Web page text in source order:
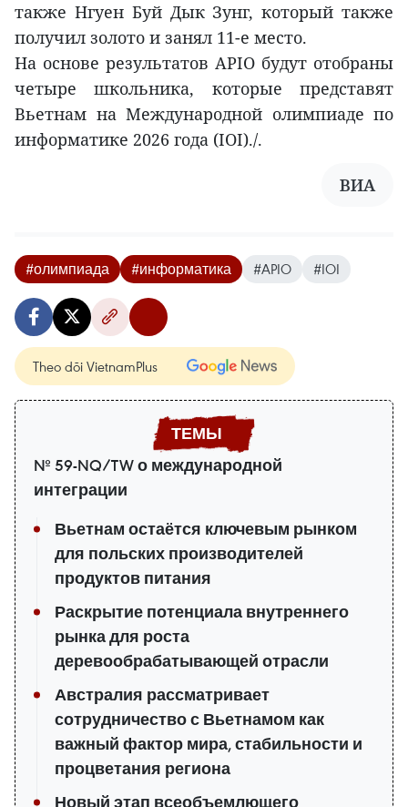
также Нгуен Буй Дык Зунг, который также
получил золото и занял 11-е место.
На основе результатов APIO будут отобраны
четыре школьника, которые представят
Вьетнам на Международной олимпиаде по
информатике 2026 года (IOI)./.
ВИА
#олимпиада #информатика #APIO #IOI
Theo dõi VietnamPlus
№ 59-NQ/TW о международной
интеграции
Вьетнам остаётся ключевым рынком
для польских производителей
продуктов питания
Раскрытие потенциала внутреннего
рынка для роста
деревообрабатывающей отрасли
Австралия рассматривает
сотрудничество с Вьетнамом как
важный фактор мира, стабильности и
процветания региона
Новый этап всеобъемлющего